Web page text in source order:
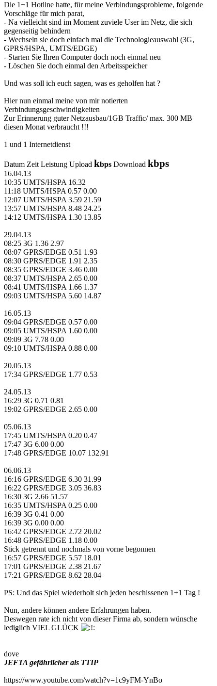
Die 1+1 Hotline hatte, für meine Verbindungsprobleme, folgende
Vorschläge für mich parat,
- Na vielleicht sind im Moment zuviele User im Netz, die sich
gegenseitig behindern
- Wechseln sie doch einfach mal die Technologieauswahl (3G,
GPRS/HSPA, UMTS/EDGE)
- Starten Sie Ihren Computer doch noch einmal neu
- Löschen Sie doch einmal den Arbeitsspeicher
Und was soll ich euch sagen, was es geholfen hat ?
Hier nun einmal meine von mir notierten
Verbindungsgeschwindigkeiten
Zur Erinnerung guter Netzausbau/1GB Traffic/ max. 300 MB
diesen Monat verbraucht !!!
1 und 1 Internetdienst
Datum Zeit Leistung Upload kbps Download kbps
16.04.13
10:35 UMTS/HSPA 16.32
11:18 UMTS/HSPA 0.57 0.00
12:07 UMTS/HSPA 3.59 21.59
13:57 UMTS/HSPA 8.48 24.25
14:12 UMTS/HSPA 1.30 13.85
29.04.13
08:25 3G 1.36 2.97
08:07 GPRS/EDGE 0.51 1.93
08:30 GPRS/EDGE 1.91 2.35
08:35 GPRS/EDGE 3.46 0.00
08:37 UMTS/HSPA 2.65 0.00
08:41 UMTS/HSPA 1.66 1.37
09:03 UMTS/HSPA 5.60 14.87
16.05.13
09:04 GPRS/EDGE 0.57 0.00
09:05 UMTS/HSPA 1.60 0.00
09:09 3G 7.78 0.00
09:10 UMTS/HSPA 0.88 0.00
20.05.13
17:34 GPRS/EDGE 1.77 0.53
24.05.13
16:29 3G 0.71 0.81
19:02 GPRS/EDGE 2.65 0.00
05.06.13
17:45 UMTS/HSPA 0.20 0.47
17:47 3G 6.00 0.00
17:48 GPRS/EDGE 10.07 132.91
06.06.13
16:16 GPRS/EDGE 6.30 31.99
16:22 GPRS/EDGE 3.05 36.83
16:30 3G 2.66 51.57
16:35 UMTS/HSPA 0.25 0.00
16:39 3G 0.41 0.00
16:39 3G 0.00 0.00
16:42 GPRS/EDGE 2.72 20.02
16:48 GPRS/EDGE 1.18 0.00
Stick getrennt und nochmals von vorne begonnen
16:57 GPRS/EDGE 5.57 18.01
17:01 GPRS/EDGE 2.38 21.67
17:21 GPRS/EDGE 8.62 28.04
PS: Und das Spiel wiederholt sich jeden beschissenen 1+1 Tag !
Nun, andere können andere Erfahrungen haben.
Deswegen rate ich nicht von dieser Firma ab, sondern wünsche
lediglich VIEL GLÜCK
dove
JEFTA gefährlicher als TTIP
https://www.youtube.com/watch?v=1c9yFM-YnBo